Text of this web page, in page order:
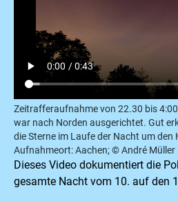
Zeitrafferaufnahme von 22.30 bis
war nach Norden ausgerichtet. Gut
die Sterne im Laufe der Nacht um den
Aufnahmeort: Aachen; © André Müller
Dieses Video dokumentiert die
gesamte Nacht vom 10. auf den